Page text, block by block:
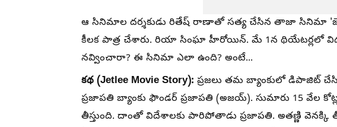
ఆ సినిమాల దర్శకుడు రితేష్ రాణాతో సత్య చేసిన తాజా సినిమా
కీలక పాత్ర చేశారు. రియా సింఘా హీరోయిన్. మే 1న థియేటర్లలో
నవ్వించారా? ఈ సినిమా ఎలా ఉంది? అంటే...
కథ (Jetlee Movie Story): ప్రజలు తమ బ్యాంకులో డిపాజిట్ చేసిన
ప్రజాపతి బ్యాంకు ఫౌండర్ ప్రజాపతి (అజయ్). సుమారు 15 వేల
తీస్తుంది. దాంతో విదేశాలకు పారిపోతాడు ప్రజాపతి. అతణ్ణి